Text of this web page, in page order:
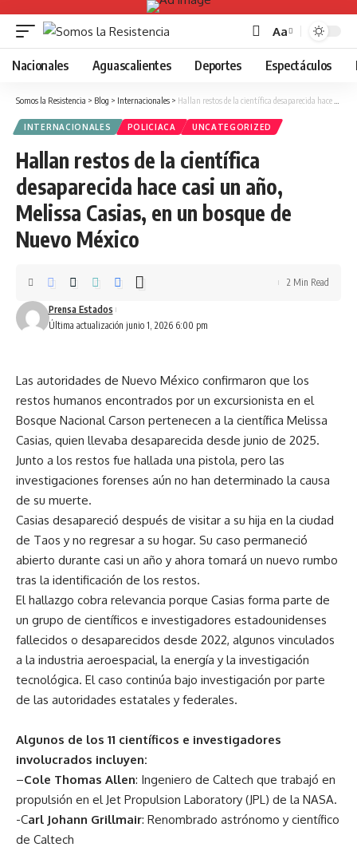
Font
Resizer
Aa
Nacionales Aguascalientes Deportes Espectáculos
Somos la Resistencia > Blog > Internacionales > Hallan restos de la científica desaparecida hace casi un año, Melissa Casias, en un bosque de Nuevo México
INTERNACIONALES POLICIACA UNCATEGORIZED
Hallan restos de la científica
desaparecida hace casi un año,
Melissa Casias, en un bosque de
Nuevo México
Última actualización junio 1, 2026 6:00 pm
Prensa Estados
2 Min Read
Las autoridades de Nuevo México confirmaron que los
restos humanos encontrados por un excursionista en el
Bosque Nacional Carson pertenecen a la científica Melissa
Casias, quien llevaba desaparecida desde junio de 2025.
Junto a los restos fue hallada una pistola, pero las
investigaciones forenses aún no han determinado la causa
de su muerte.
Casias desapareció después de visitar a su hija en la ciudad
de Taos y no regresar a su hogar. Su caso permaneció
abierto durante casi un año y ahora tomará un nuevo rumbo
tras la identificación de los restos.
El hallazgo cobra relevancia porque Casias forma parte de
un grupo de científicos e investigadores estadounidenses
fallecidos o desaparecidos desde 2022, algunos vinculados
a la industria aeroespacial, la energía y la investigación
tecnológica. El caso continúa bajo investigación por parte
de las autoridades estatales y federales.
Algunos de los 11 científicos e investigadores
involucrados incluyen:
–Cole Thomas Allen: Ingeniero de Caltech que trabajó en
propulsión en el Jet Propulsion Laboratory (JPL) de la NASA.
-Carl Johann Grillmair: Renombrado astrónomo y científico
de Caltech